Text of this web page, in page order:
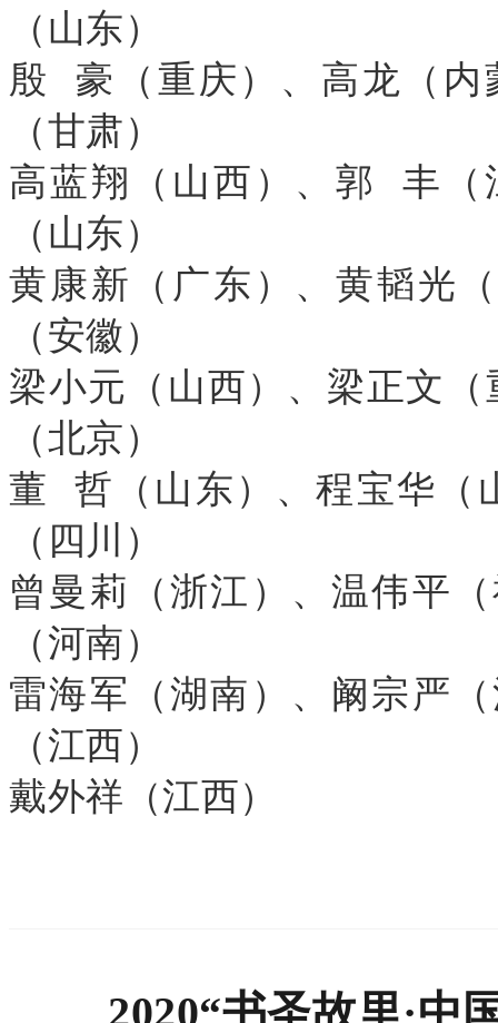
（山东）
殷 豪（重庆）、高龙（内
（甘肃）
高蓝翔（山西）、郭 丰（
（山东）
黄康新（广东）、黄韬光
（安徽）
梁小元（山西）、梁正文（
（北京）
董 哲（山东）、程宝华（
（四川）
曾曼莉（浙江）、温伟平
（河南）
雷海军（湖南）、阚宗严
（江西）
戴外祥（江西）
2020“书圣故里·中